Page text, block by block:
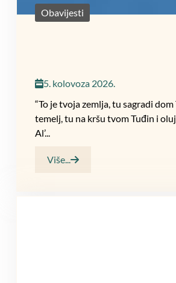
Obavijesti
5. kolovoza 2026.
“To je tvoja zemlja, tu sagradi dom
temelj, tu na kršu tvom Tuđin i
Al’...
Više...